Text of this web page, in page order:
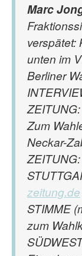
Marc
verspätet:
unten im
Berliner
ZEITUNG:
Zum
Neckar-
ZEITUNG:
zeitung.de
STIMME
zum